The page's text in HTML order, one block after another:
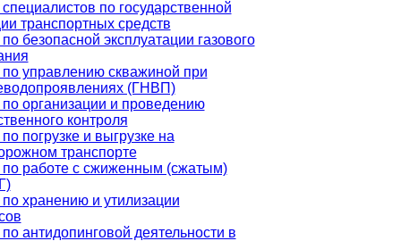
по государственной
транспортных средств
безопасной эксплуатации газового
управлению скважиной при
(ГНВП)
организации и проведению
контроля
погрузке и выгрузке на
транспорте
работе с сжиженным (сжатым)
хранению и утилизации
антидопинговой деятельности в